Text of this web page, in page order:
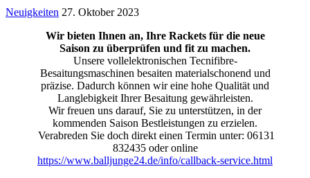
Neuigkeiten 27. Oktober 2023
Wir bieten Ihnen an, Ihre Rackets für die neue
Saison zu überprüfen und fit zu machen.
Unsere vollelektronischen Tecnifibre-
Besaitungsmaschinen besaiten materialschonend und
präzise. Dadurch können wir eine hohe Qualität und
Langlebigkeit Ihrer Besaitung gewährleisten.
Wir freuen uns darauf, Sie zu unterstützen, in der
kommenden Saison Bestleistungen zu erzielen.
Verabreden Sie doch direkt einen Termin unter: 06131
832435 oder online
https://www.balljunge24.de/info/callback-service.html